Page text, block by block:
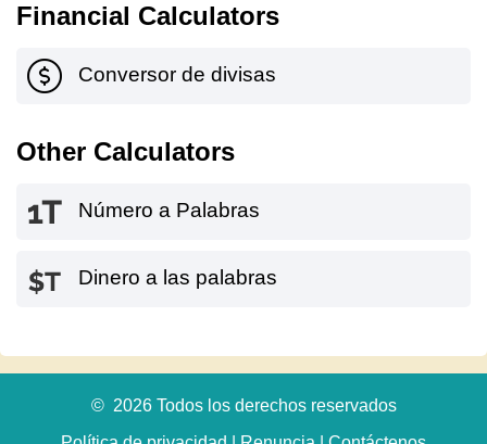
Financial Calculators
Conversor de divisas
Other Calculators
Número a Palabras
Dinero a las palabras
© 2026 Todos los derechos reservados